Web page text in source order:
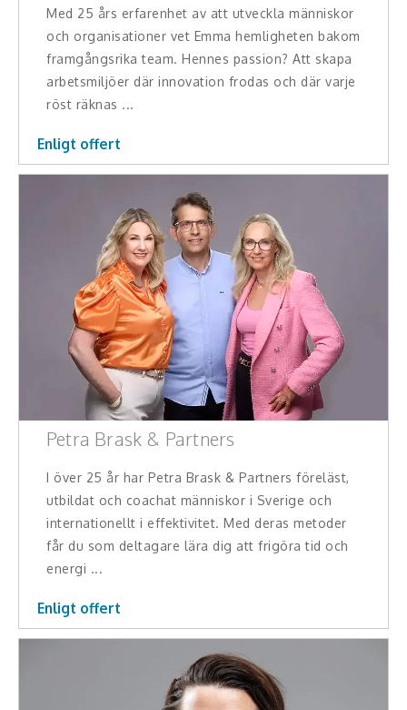
Middagsunderhållning
Something a Little Different
Affärsnytta
Effektivitet, framgång
Framtid, trender
Försäljning, marknadsföring, service,
kundfokus
Förändring, organisation,
organisationsutveckling
Innovation, kreativitet, entreprenörskap,
intraprenörskap
Ledarskap, medarbetarskap, HR
Miljö, hållbar utveckling
Målsättning, motivation, attityd
Mångfald och integration
Med 25 års erfarenhet av att utveckla människor
och organisationer vet Emma hemligheten bakom
framgångsrika team. Hennes passion? Att skapa
arbetsmiljöer där innovation frodas och där varje
röst räknas ...
Enligt offert
Petra Brask & Partners
I över 25 år har Petra Brask & Partners föreläst,
utbildat och coachat människor i Sverige och
internationellt i effektivitet. Med deras metoder
får du som deltagare lära dig att frigöra tid och
energi ...
Enligt offert